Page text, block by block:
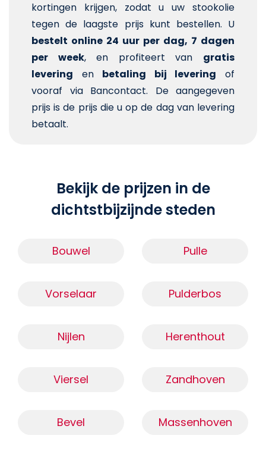
kortingen krijgen, zodat u uw stookolie
tegen de laagste prijs kunt bestellen. U
bestelt online 24 uur per dag, 7 dagen
per week, en profiteert van gratis
levering en betaling bij levering of
vooraf via Bancontact. De aangegeven
prijs is de prijs die u op de dag van levering
betaalt.
Bekijk de prijzen in de
dichtstbijzijnde steden
Bouwel Pulle
Vorselaar Pulderbos
Nijlen Herenthout
Viersel Zandhoven
Bevel Massenhoven